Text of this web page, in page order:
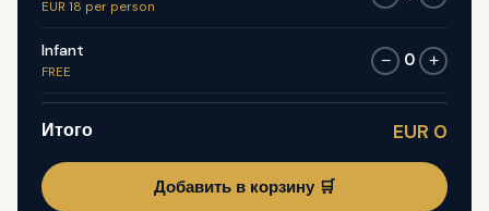
EUR 18 per person
Infant
FREE
− 0 +
Итого EUR 0
Добавить в корзину 🛒